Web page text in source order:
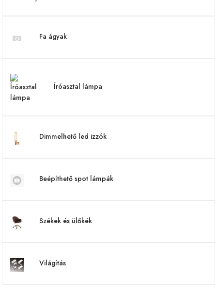
Fa ágyak
Íróasztal lámpa
Dimmelhető led izzók
Beépíthető spot lámpák
Székek és ülőkék
Világítás